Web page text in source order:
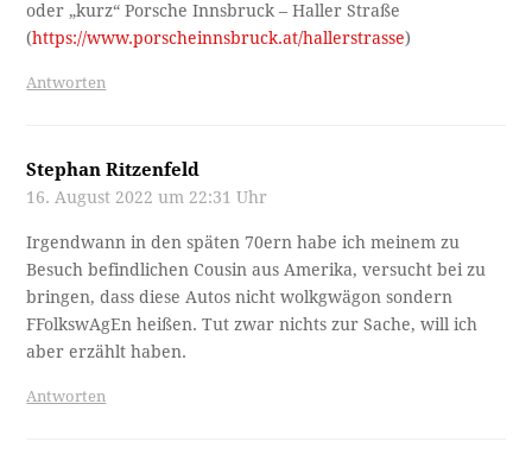
oder „kurz“ Porsche Innsbruck – Haller Straße
(https://www.porscheinnsbruck.at/hallerstrasse)
Antworten
Stephan Ritzenfeld
16. August 2022 um 22:31 Uhr
Irgendwann in den späten 70ern habe ich meinem zu
Besuch befindlichen Cousin aus Amerika, versucht bei zu
bringen, dass diese Autos nicht wolkgwägon sondern
FFolkswAgEn heißen. Tut zwar nichts zur Sache, will ich
aber erzählt haben.
Antworten